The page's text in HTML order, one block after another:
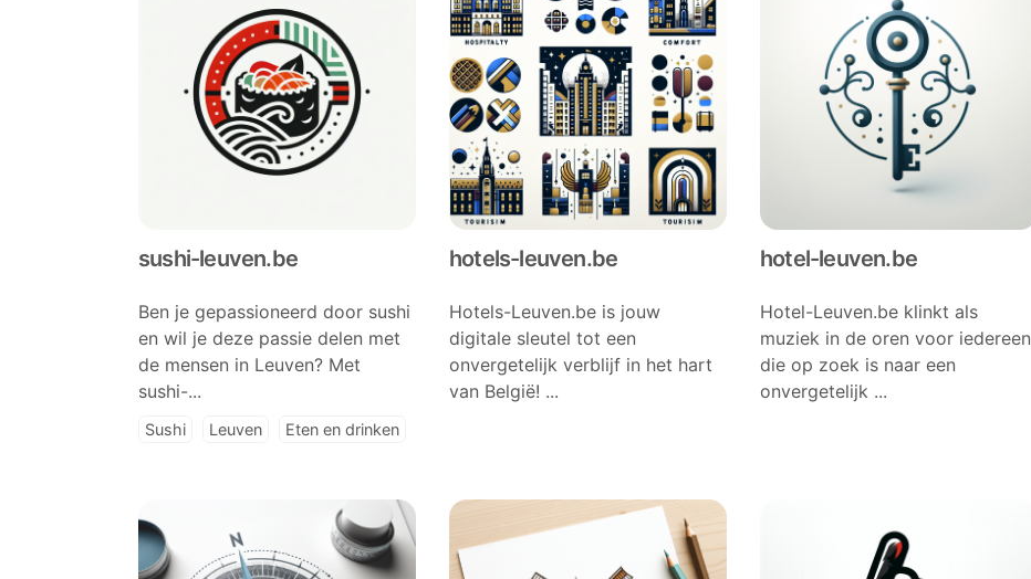
sushi-leuven.be
Ben je gepassioneerd door sushi
en wil je deze passie delen met
de mensen in Leuven? Met
sushi-...
Sushi Leuven Eten en drinken
hotels-leuven.be
Hotels-Leuven.be is jouw
digitale sleutel tot een
onvergetelijk verblijf in het hart
van België! ...
hotel-leuven.be
Hotel-Leuven.be klinkt als
muziek in de oren voor iedereen
die op zoek is naar een
onvergetelijk ...